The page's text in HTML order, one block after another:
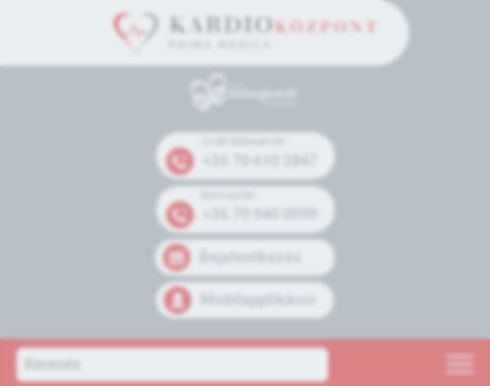
Bejelentkezés
Mobilapplikáció